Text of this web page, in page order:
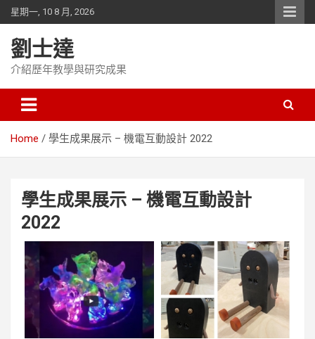
Skip
to
content
星期一, 10 8 月, 2026
劉士達
介紹歷年教學與研究成果
Home 學生成果展示 – 機電互動設計 2022
學生成果展示 – 機電互動設計
2022